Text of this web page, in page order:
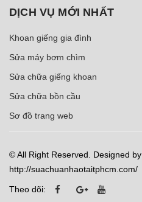
DỊCH VỤ MỚI NHẤT
Khoan giếng gia đình
Sửa máy bơm chìm
Sửa chữa giếng khoan
Sửa chữa bồn cầu
Sơ đồ trang web
© All Right Reserved. Designed by
http://suachuanhaotaitphcm.com/
Theo dõi: